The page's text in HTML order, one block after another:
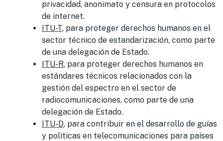
privacidad, anonimato y censura en protocolos
de internet.
ITU-T, para proteger derechos humanos en el
sector técnico de estandarización, como parte
de una delegación de Estado.
ITU-R, para proteger derechos humanos en
estándares técnicos relacionados con la
gestión del espectro en el sector de
radiocomunicaciones, como parte de una
delegación de Estado.
ITU-D, para contribuir en el desarrollo de guías
y políticas en telecomunicaciones para países